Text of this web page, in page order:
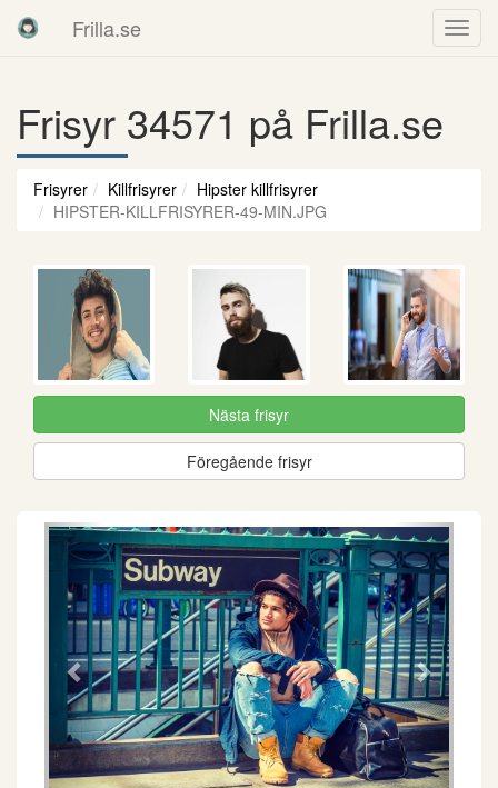
Frilla.se
Frisyr 34571 på Frilla.se
Frisyrer Killfrisyrer
Hipster killfrisyrer
HIPSTER-KILLFRISYRER-49-MIN.JPG
Nästa frisyr
Föregående frisyr
Föregående